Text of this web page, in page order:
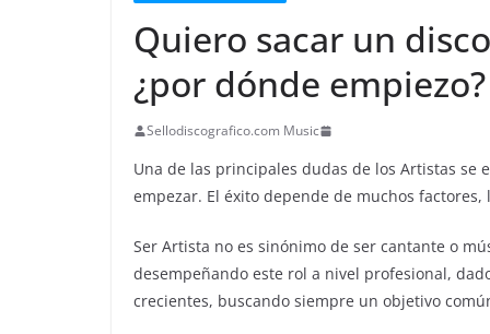
Quiero sacar un
¿por dónde empiezo?
Sellodiscografico.com Music
Una de las principales dudas de los Artistas se
empezar. El éxito depende de muchos
Ser Artista no es sinónimo de ser cantante o
desempeñando este rol a nivel profesional,
crecientes, buscando siempre un objetivo